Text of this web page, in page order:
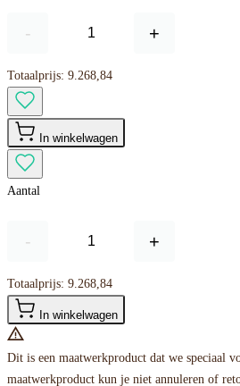
- +
Totaalprijs: 9.268,84
In winkelwagen
Aantal
- +
Totaalprijs: 9.268,84
In winkelwagen
Dit is een maatwerkproduct dat we speciaal
maatwerkproduct kun je niet annuleren of